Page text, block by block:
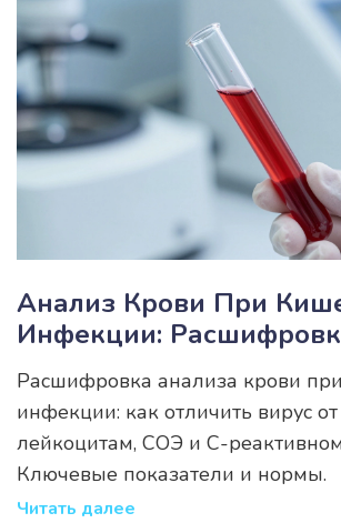
Анализ Крови При
Инфекции:
Показателей И Нормы
Расшифровка анализа крови
инфекции: как отличить вирус
лейкоцитам, СОЭ и С-
Ключевые показатели и нормы.
Читать далее